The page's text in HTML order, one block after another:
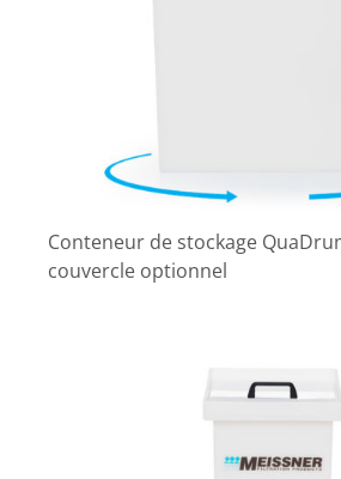
Conteneur de stockage
couvercle optionnel